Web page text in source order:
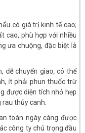
có giá trị kinh tế cao;
cao, phù hợp với nhiều
ưa chuộng, đặc biệt là
dễ chuyển giao, có thể
ít phải phun thuốc trừ
được diện tích nhỏ hẹp
thủy canh.
toàn ngày càng được
công ty chú trọng đầu